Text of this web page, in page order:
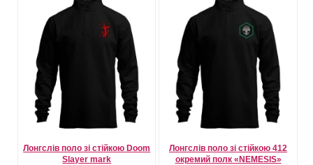
Лонгслів поло зі стійкою Doom
Slayer mark
Лонгслів поло зі стійкою 412
окремий полк «NEMESIS»